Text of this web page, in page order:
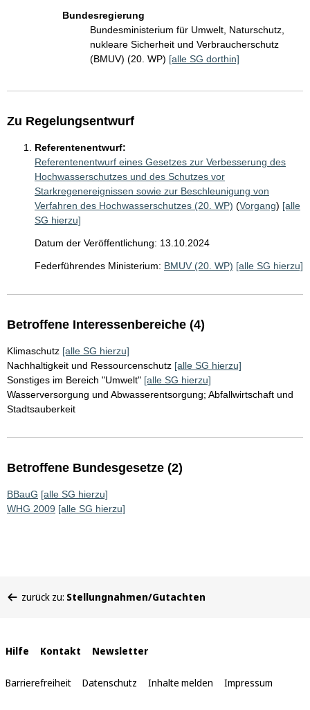
Bundesregierung
Bundesministerium für Umwelt, Naturschutz,
nukleare Sicherheit und Verbraucherschutz
(BMUV) (20. WP) [alle SG dorthin]
Zu Regelungsentwurf
Referentenentwurf:
Referentenentwurf eines Gesetzes zur Verbesserung des
Hochwasserschutzes und des Schutzes vor
Starkregenereignissen sowie zur Beschleunigung von
Verfahren des Hochwasserschutzes (20. WP) (Vorgang) [alle
SG hierzu]
Datum der Veröffentlichung: 13.10.2024
Federführendes Ministerium: BMUV (20. WP) [alle SG hierzu]
Betroffene Interessenbereiche (4)
Klimaschutz [alle SG hierzu]
Nachhaltigkeit und Ressourcenschutz [alle SG hierzu]
Sonstiges im Bereich "Umwelt" [alle SG hierzu]
Wasserversorgung und Abwasserentsorgung; Abfallwirtschaft und
Stadtsauberkeit
Betroffene Bundesgesetze (2)
BBauG [alle SG hierzu]
WHG 2009 [alle SG hierzu]
befinden
zurück zu: Stellungnahmen/Gutachten
Interne
Links
Hilfe Kontakt Newsletter
Barrierefreiheit Datenschutz Inhalte melden Impressum